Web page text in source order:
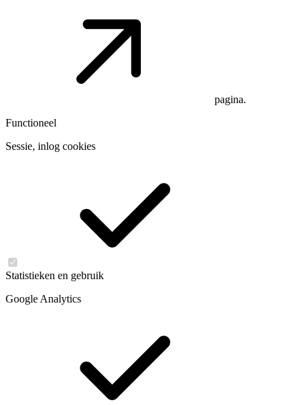
pagina.
Functioneel
Sessie, inlog cookies
Statistieken en gebruik
Google Analytics